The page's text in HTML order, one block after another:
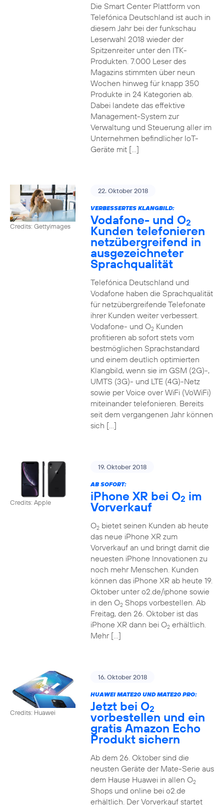
Die Smart Center Plattform von
Telefónica Deutschland ist auch in
diesem Jahr bei der funkschau
Leserwahl 2018 wieder der
Spitzenreiter unter den ITK-
Produkten. 7.000 Leser des
Magazins stimmten über neun
Wochen hinweg für knapp 350
Produkte in 24 Kategorien ab.
Dabei landete das effektive
Management-System zur
Verwaltung und Steuerung aller im
Unternehmen befindlicher IoT-
Geräte mit […]
Credits: Gettyimages
22. Oktober 2018
VERBESSERTES KLANGBILD:
Vodafone- und O2
Kunden telefonieren
netzübergreifend in
ausgezeichneter
Sprachqualität
Telefónica Deutschland und
Vodafone haben die Sprachqualität
für netzübergreifende Telefonate
ihrer Kunden weiter verbessert.
Vodafone- und O2Kunden
profitieren ab sofort stets vom
bestmöglichen Sprachstandard
und einem deutlich optimierten
Klangbild, wenn sie im GSM (2G)-,
UMTS (3G)- und LTE (4G)-Netz
sowie per Voice over WiFi (VoWiFi)
miteinander telefonieren. Bereits
seit dem vergangenen Jahr können
sich […]
Credits: Apple
19. Oktober 2018
AB SOFORT:
iPhone XR bei O2 im
Vorverkauf
O2bietet seinen Kunden ab heute
das neue iPhone XR zum
Vorverkauf an und bringt damit die
neuesten iPhone Innovationen zu
noch mehr Menschen. Kunden
können das iPhone XR ab heute 19.
Oktober unter o2.de/iphone sowie
in den O2Shops vorbestellen. Ab
Freitag, den 26. Oktober ist das
iPhone XR dann bei O2erhältlich.
Mehr […]
Credits: Huawei
16. Oktober 2018
HUAWEI MATE20 UND MATE20 PRO:
Jetzt bei O2
vorbestellen und ein
gratis Amazon Echo
Produkt sichern
Ab dem 26. Oktober sind die
neusten Geräte der Mate-Serie aus
dem Hause Huawei in allen O2
Shops und online bei o2.de
erhältlich. Der Vorverkauf startet